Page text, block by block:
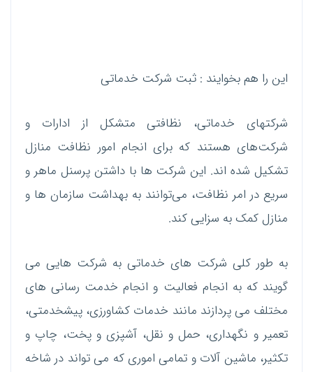
این را هم بخوایند : ثبت شرکت خدماتی
شرکتهای خدماتی، نظافتی متشکل از ادارات و
شرکت‌های هستند که برای انجام امور نظافت منازل
تشکیل شده اند. این شرکت ها با داشتن پرسنل ماهر و
سریع در امر نظافت، می‌توانند به بهداشت سازمان ها و
منازل کمک به سزایی کند.
به طور کلی شرکت های خدماتی به شرکت هایی می
گویند که به انجام فعالیت و انجام خدمت رسانی های
مختلف می پردازند مانند خدمات کشاورزی، پیشخدمتی،
تعمیر و نگهداری، حمل و نقل، آشپزی و پخت، چاپ و
تکثیر، ماشین آلات و تمامی اموری که می تواند در شاخه